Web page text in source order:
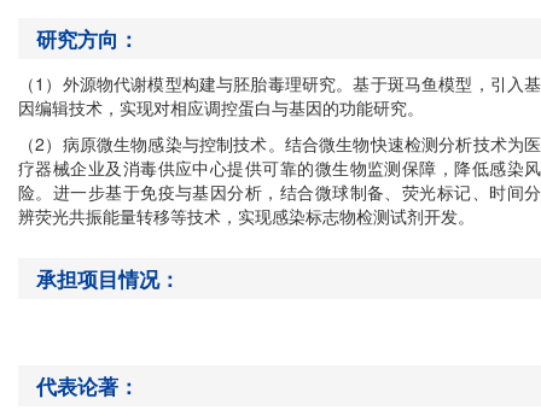
研究方向：
（1 ）外源物代谢模型构建与胚胎毒理研究。基于斑马鱼模型，引入基
因编辑技术，实现对相应调控蛋白与基因的功能研究。
（2）病原微生物感染与控制技术。结合微生物快速检测分析技术为医
疗器械企业及消毒供应中心提供可靠的微生物监测保障，降低感染风
险。进一步基于免疫与基因分析，结合微球制备、荧光标记、时间分
辨荧光共振能量转移等技术，实现感染标志物检测试剂开发。
承担项目情况：
代表论著：